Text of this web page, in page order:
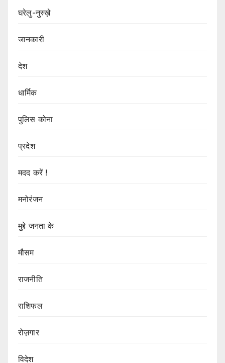
घरेलु-नुस्ख़े
जानकारी
देश
धार्मिक
पुलिस कोना
प्रदेश
मदद करें !
मनोरंजन
मुद्दे जनता के
मौसम
राजनीति
राशिफल
रोज़गार
विदेश